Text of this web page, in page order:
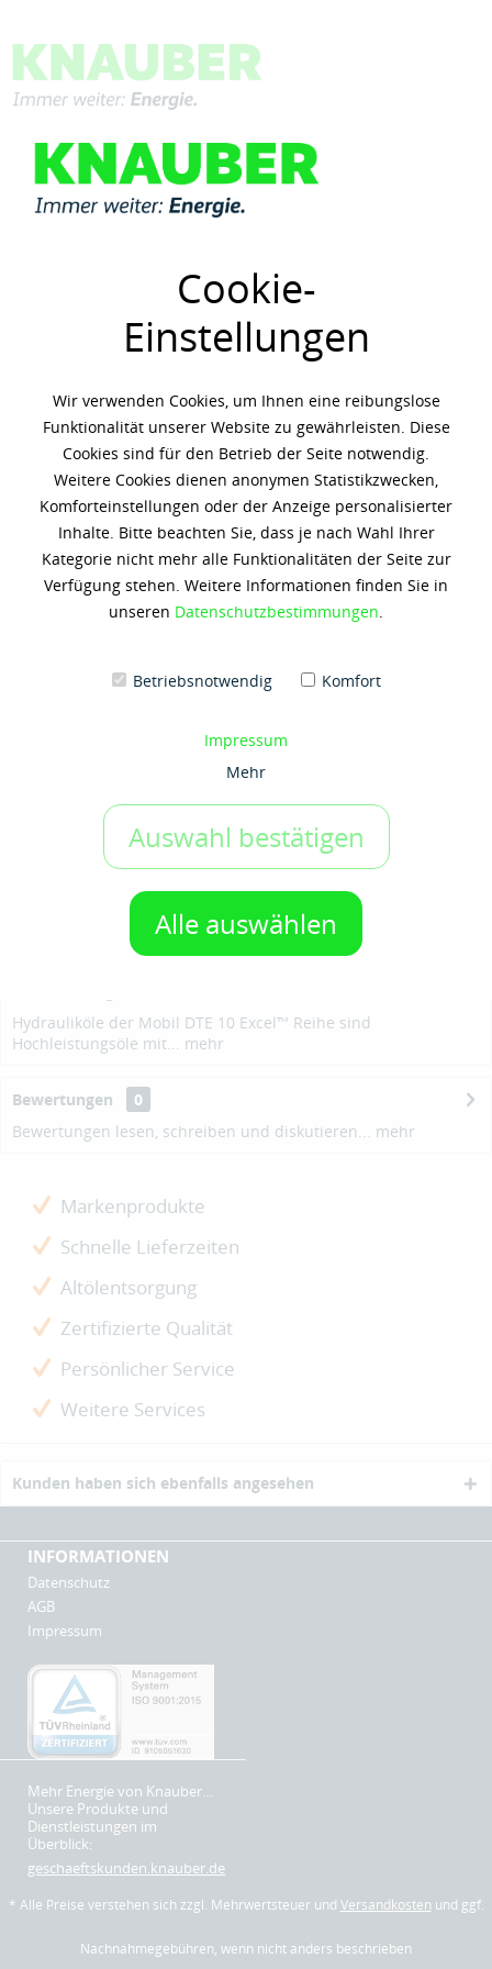
Cookie-
Einstellungen
Wir verwenden Cookies, um Ihnen eine reibungslose
Funktionalität unserer Website zu gewährleisten. Diese
Cookies sind für den Betrieb der Seite notwendig.
Weitere Cookies dienen anonymen Statistikzwecken,
Komforteinstellungen oder der Anzeige personalisierter
Inhalte. Bitte beachten Sie, dass je nach Wahl Ihrer
Kategorie nicht mehr alle Funktionalitäten der Seite zur
Verfügung stehen. Weitere Informationen finden Sie in
unseren Datenschutzbestimmungen.
Betriebsnotwendig Komfort
Impressum
Mehr
Auswahl bestätigen
Alle auswählen
Menü
Übersicht Mobil
MOBIL DTE 10 EXCEL 68
1.165,23 € * (5,60 € / 1 Liter)
Inhalt: 208 Liter
x6622
IN DEN WARENKORB
Auf den Merkzettel
Hydrauliköle der Mobil DTE 10 Excel™ Reihe sind
Hochleistungsöle mit... mehr
Bewertungen
0
Bewertungen lesen, schreiben und diskutieren... mehr
Markenprodukte
Schnelle Lieferzeiten
Altölentsorgung
Zertifizierte Qualität
Persönlicher Service
Weitere Services
Kunden haben sich ebenfalls angesehen
INFORMATIONEN
Datenschutz
AGB
Impressum
Mehr Energie von Knauber…
Unsere Produkte und
Dienstleistungen im
Überblick:
geschaeftskunden.knauber.de
* Alle Preise verstehen sich zzgl. Mehrwertsteuer und Versandkosten und ggf.
Nachnahmegebühren, wenn nicht anders beschrieben